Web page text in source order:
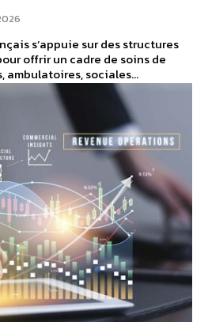
s’appuie sur des structures
offrir un cadre de soins de
ambulatoires, sociales...